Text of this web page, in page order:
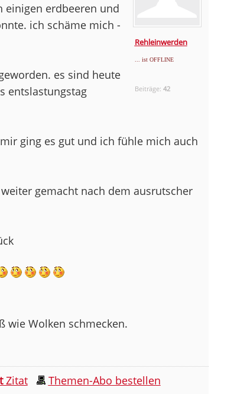
Rehleinwerden
... ist OFFLINE
Beiträge: 42
einigen erdbeeren und
ich schäme mich -
es sind heute
entslastungstag
ging es gut und ich fühle mich auch
gemacht nach dem ausrutscher
wie Wolken schmecken.
Zitat Themen-Abo bestellen